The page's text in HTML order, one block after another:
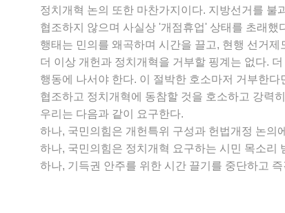
정치개혁 논의 또한 마찬가지이다. 지방선거를 불
협조하지 않으며 사실상 '개점휴업' 상태를 초래
행태는 민의를 왜곡하며 시간을 끌고, 현행 선거
더 이상 개헌과 정치개혁을 거부할 핑계는 없다.
행동에 나서야 한다. 이 절박한 호소마저 거부한다
협조하고 정치개혁에 동참할 것을 호소하고 강력
우리는 다음과 같이 요구한다.
하나, 국민의힘은 개헌특위 구성과 헌법개정 논의
하나, 국민의힘은 정치개혁 요구하는 시민 목소리
하나, 기득권 안주를 위한 시간 끌기를 중단하고